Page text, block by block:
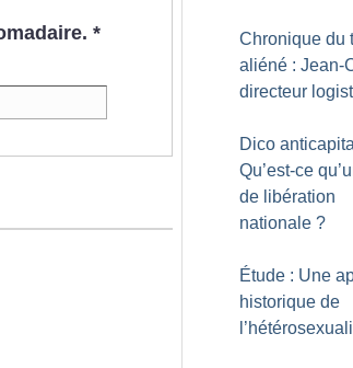
*
Chronique du
aliéné : Jean-
directeur
Dico
Qu’est-ce
de libération
nationale ?
Étude : Une
historique de